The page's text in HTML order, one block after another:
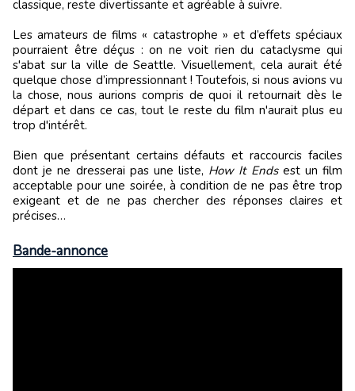
classique, reste divertissante et agréable à suivre.
Les amateurs de films « catastrophe » et d’effets spéciaux
pourraient être déçus : on ne voit rien du cataclysme qui
s'abat sur la ville de Seattle. Visuellement, cela aurait été
quelque chose d’impressionnant ! Toutefois, si nous avions vu
la chose, nous aurions compris de quoi il retournait dès le
départ et dans ce cas, tout le reste du film n'aurait plus eu
trop d'intérêt.
Bien que présentant certains défauts et raccourcis faciles
dont je ne dresserai pas une liste, How It Endsest un film
acceptable pour une soirée, à condition de ne pas être trop
exigeant et de ne pas chercher des réponses claires et
précises…
Bande-annonce